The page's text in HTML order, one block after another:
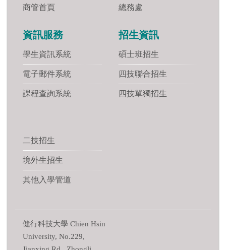
商管首頁 總務處
資訊服務
學生資訊系統
電子郵件系統
課程查詢系統
招生資訊
碩士班招生
四技聯合招生
四技單獨招生
二技招生
境外生招生
其他入學管道
健行科技大學 Chien Hsin
University, No.229,